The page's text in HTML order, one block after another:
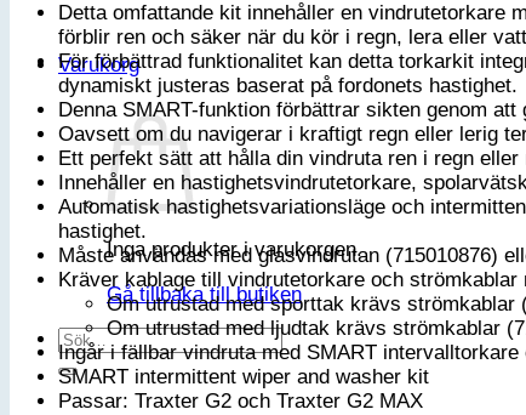
Varukorg
Inga produkter i varukorgen.
Gå tillbaka till butiken
Sök
efter:
Traxter
G2
&
G2
MAX
mängd
Detta omfattande kit innehåller en vindrutetorkare
förblir ren och säker när du kör i regn, lera eller
För förbättrad funktionalitet kan detta torkarkit
dynamiskt justeras baserat på fordonets hastighet.
Denna SMART-funktion förbättrar sikten genom
Oavsett om du navigerar i kraftigt regn eller lerig
Ett perfekt sätt att hålla din vindruta ren i regn
Innehåller en hastighetsvindrutetorkare,
Automatisk hastighetsvariationsläge och
hastighet.
Måste användas med glasvindrutan (715010876)
Kräver kablage till vindrutetorkare och strömkablar
Om utrustad med sporttak krävs strömkablar
Om utrustad med ljudtak krävs strömkablar
Ingår i fällbar vindruta med SMART
SMART intermittent wiper and washer kit
Passar: Traxter G2 och Traxter G2 MAX